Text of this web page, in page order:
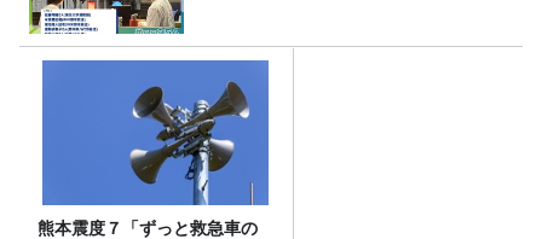
熊本震度７「ずっと救急車の